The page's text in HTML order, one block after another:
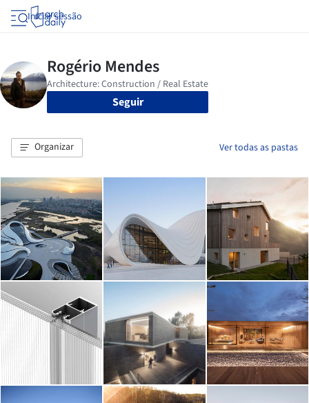
Iniciar sessão
Seguir
Organizar Ver todas as pastas